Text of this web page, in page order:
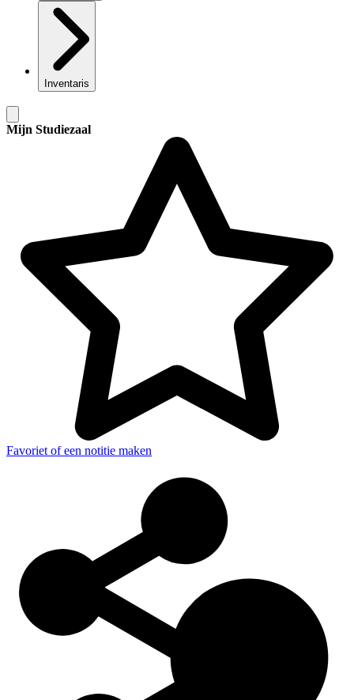
Inventaris
Mijn Studiezaal
Favoriet of een notitie maken